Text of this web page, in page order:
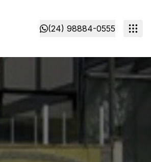
(24) 98884-0555